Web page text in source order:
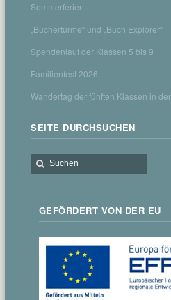
Sommerferien
„Büchertürme“ und „Buch Explorer“
Spendenlauf der Klassen 5 bis 9
Familienfest 2026
Wandertag der fünften Klassen in
SEITE DURCHSUCHEN
GEFÖRDERT VON DER EU